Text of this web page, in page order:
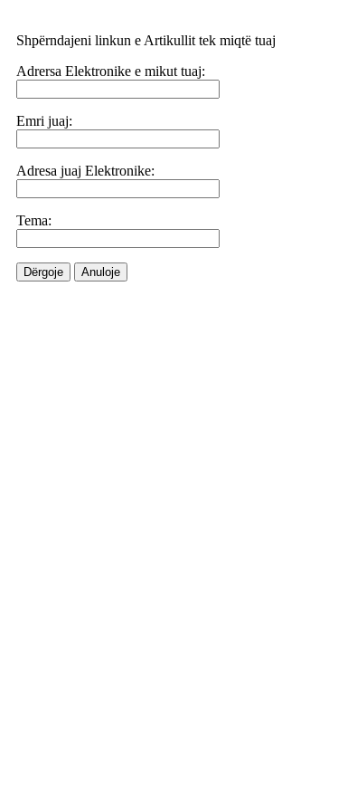
Shpërndajeni linkun e Artikullit tek miqtë tuaj
Adrersa Elektronike e mikut tuaj:
Emri juaj:
Adresa juaj Elektronike:
Tema:
Dërgoje Anuloje